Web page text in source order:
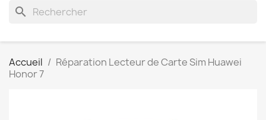
search
Accueil
Réparation Lecteur de Carte Sim Huawei
Honor 7